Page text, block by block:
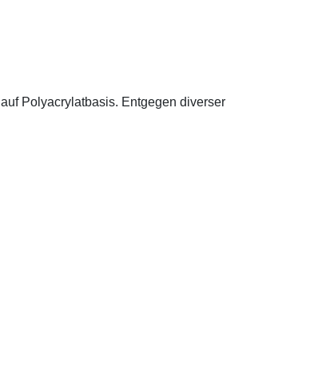
Polyacrylatbasis. Entgegen diverser